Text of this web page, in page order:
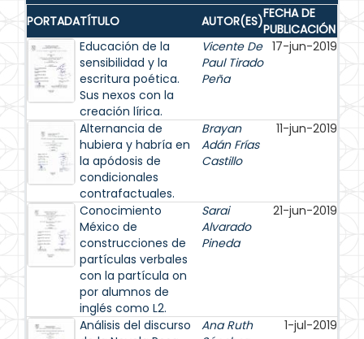
PORTADATÍTULO AUTOR(ES)FECHA DE
PUBLICACIÓN
Educación de la
sensibilidad y la
escritura poética.
Sus nexos con la
creación lírica.
Vicente De
Paul Tirado
Peña
17-jun-2019
Alternancia de
hubiera y habría en
la apódosis de
condicionales
contrafactuales.
Brayan
Adán Frías
Castillo
11-jun-2019
Conocimiento
México de
construcciones de
partículas verbales
con la partícula on
por alumnos de
inglés como L2.
Sarai
Alvarado
Pineda
21-jun-2019
Análisis del discurso
Ana Ruth
1-jul-2019